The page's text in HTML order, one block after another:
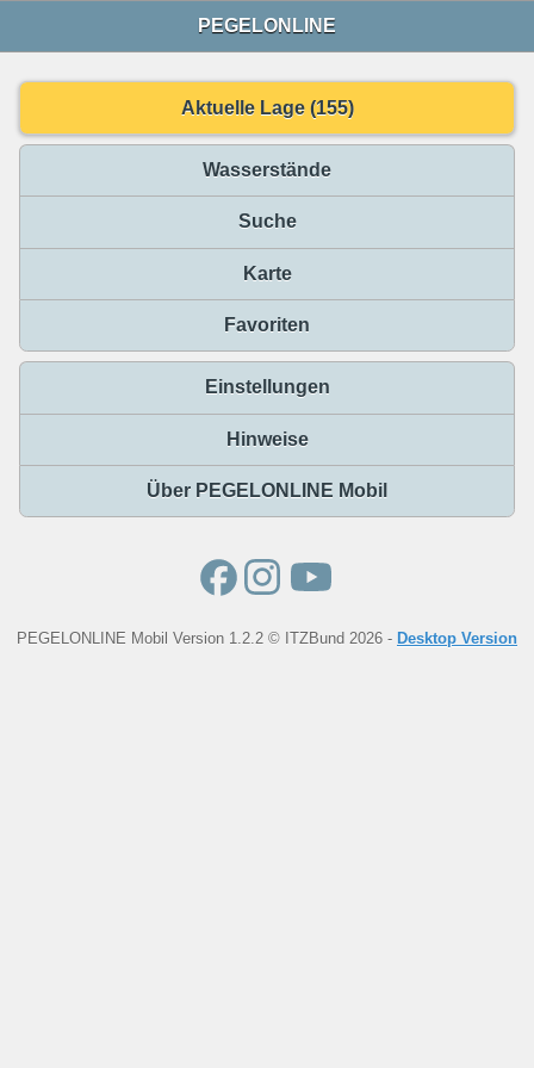
PEGELONLINE
Aktuelle Lage (155)
Wasserstände
Suche
Karte
Favoriten
Einstellungen
Hinweise
Über PEGELONLINE Mobil
PEGELONLINE Mobil Version 1.2.2 © ITZBund 2026 - Desktop Version